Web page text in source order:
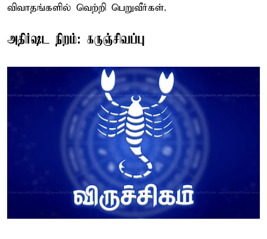
விவாதங்களில் வெற்றி பெறுவீர்கள்.
அதிர்ஷட நிறம்: கருஞ்சிவப்பு